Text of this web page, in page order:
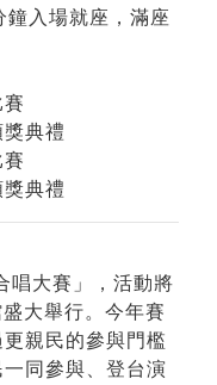
入場就座，滿座
典禮
典禮
唱大賽」，活動將
大舉行。今年賽
親民的參與門檻
同參與、登台演